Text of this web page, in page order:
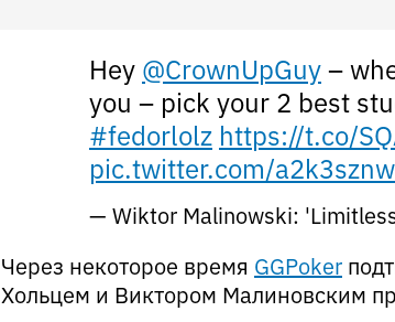
Hey @CrownUpGuy–
you – pick your 2 best
#fedorlolz https://t.co/
pic.twitter.com/
— Wiktor Malinowski:
Через некоторое время GGPoker
Хольцем и Виктором Малиновским